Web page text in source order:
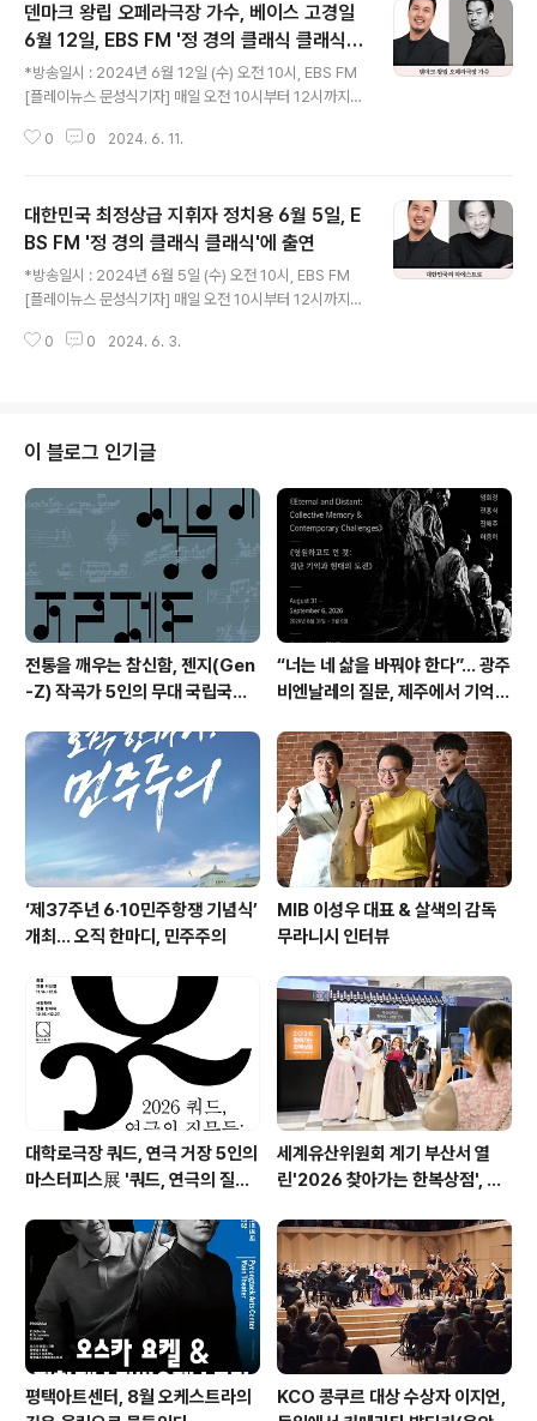
덴마크 왕립 오페라극장 가수, 베이스 고경일
6월 12일, EBS FM '정 경의 클래식 클래식'
에 출연
*방송일시 : 2024년 6월 12일 (수) 오전 10시, EBS FM
[플레이뉴스 문성식기자] 매일 오전 10시부터 12시까지
하고 성장을 거듭하는 클래식 음악을 제대로 즐기고 싶을
경 교수는 음악적 경험과 클래식에 대한 진지함으로 관련
지식을 아낌없이 풀어내 큰 사랑을 받고 있다. 6월 12일
수요일 '수요초대석'에는 불굴의 의지로 많은 어려움을 이
겨내고 덴마크 코펜하겐 로열 대니쉬 오페라극장(The Ro
yal Danish Opera)의 270년 역사상 최초의 동양인 전
속 주역 솔리스트(종신 단원) 베이스 고경일이 출연해 클..
0 0 2024. 6. 11.
대한민국 최정상급 지휘자 정치용 6월 5일, E
BS FM '정 경의 클래식 클래식'에 출연
*방송일시 : 2024년 6월 5일 (수) 오전 10시, EBS FM
[플레이뉴스 문성식기자] 매일 오전 10시부터 12시까지
의 비밀을 알고 싶고 클래식 음악과 친해지고 싶다는 생각
청취자들을 사로잡은 진행자 바리톤 정 경 교수는 클래식
음악의 즐거움을 전파하고 있다. 6월 5일 수요일 '수요초
대석'에는 뛰어난 바톤 테크닉과 곡의 핵심을 정확하게 파
악해 내는 통찰력 있고 깊이 있는 지휘로 단원들을 이끌어
가는 우리나라 대표 지휘자 정치용이 출연해 클래식 음악
과 함께 해온 인생..
0 0 2024. 6. 3.
이 블로그 인기글
전통을 깨우는 참신함, 젠지(Gen
-Z) 작곡가 5인의 무대 국립국악
트'
“너는 네 삶을 바꿔야 한다”… 광주
비엔날레의 질문, 제주에서 기억의
주비엔날레 몽골관 연계 프로그램
《영원하고도 먼 것: 집단 기억과 현
대의 도전》
‘제37주년 6·10민주항쟁 기념식’
개최… 오직 한마디, 민주주의
MIB 이성우 대표 & 살색의 감독
무라니시 인터뷰
대학로극장 쿼드, 연극 거장 5인의
마스터피스展 '쿼드, 연극의 질문
오픈
세계유산위원회 계기 부산서 열
린'2026 찾아가는 한복상점', 역
평택아트센터, 8월 오케스트라의
KCO 콩쿠르 대상 수상자 이지언,